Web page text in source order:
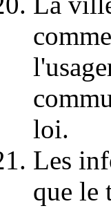
loi.
Les
que le